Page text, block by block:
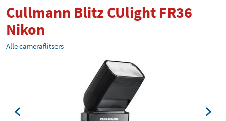
Cullmann Blitz CUlight FR36
Nikon
Alle cameraflitsers